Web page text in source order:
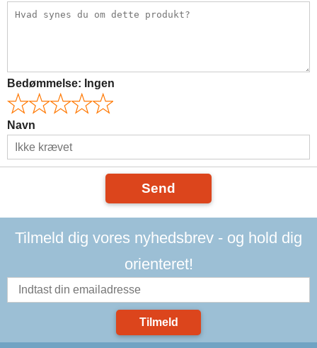
Bedømmelse: Ingen
Navn
Send
Tilmeld dig vores nyhedsbrev - og hold dig
orienteret!
Tilmeld